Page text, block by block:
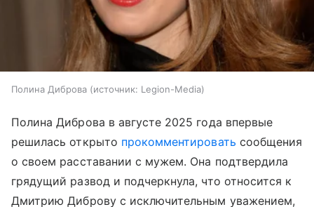
Полина Диброва источник: Legion-Media
Полина Диброва в августе 2025 года впервые
решилась открыто прокомментировать сообщения
о своем расставании с мужем. Она подтвердила
грядущий развод и подчеркнула, что относится к
Дмитрию Диброву с исключительным уважением,